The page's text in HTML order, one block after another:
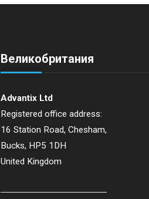
Великобритания
Advantix Ltd
Registered office address:
16 Station Road, Chesham,
Bucks, HP5 1DH
United Kingdom